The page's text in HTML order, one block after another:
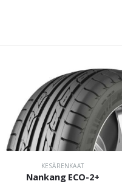
KESÄRENKAAT
Nankang ECO-2+